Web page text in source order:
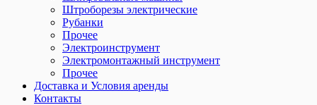
Штроборезы электрические
Рубанки
Прочее
Электроинструмент
Электромонтажный инструмент
Прочее
Доставка и Условия аренды
Контакты